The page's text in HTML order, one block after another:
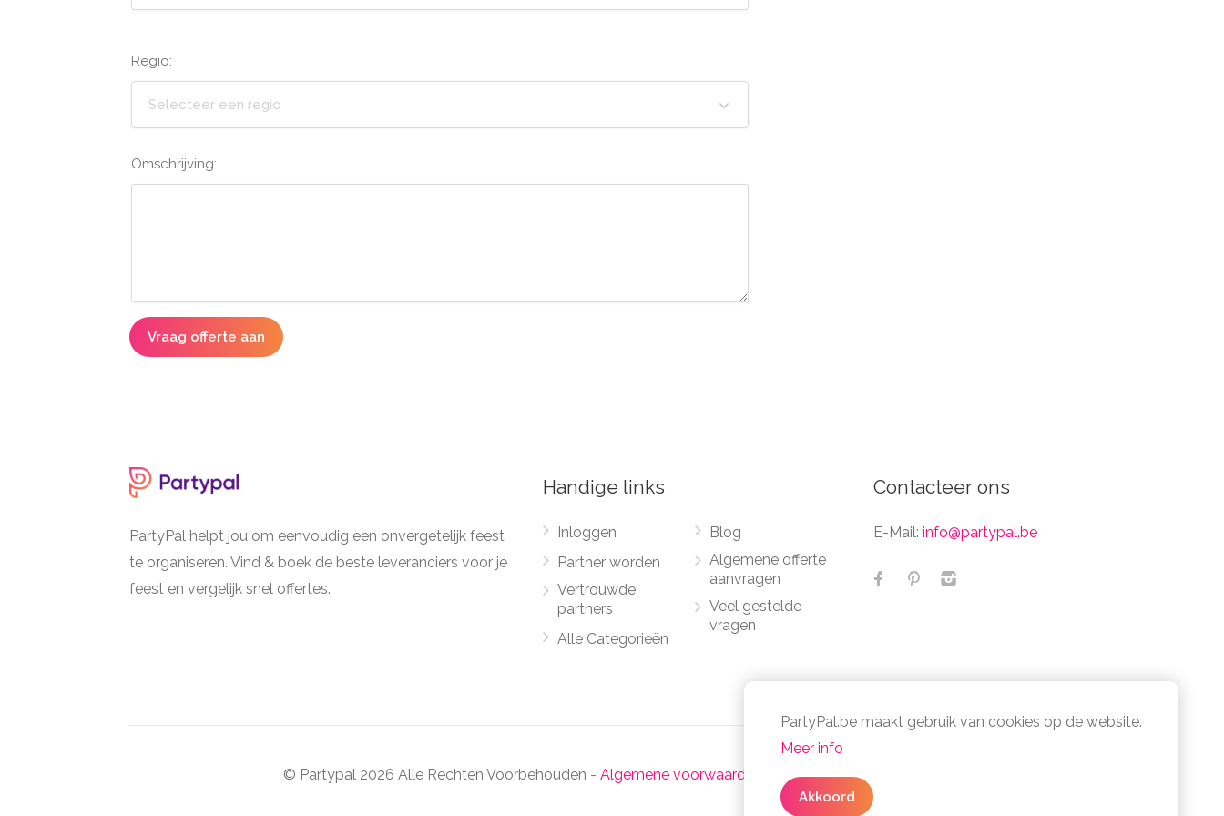
Regio:
Selecteer een regio
Omschrijving:
Vraag offerte aan
PartyPal helpt jou om eenvoudig een onvergetelijk feest
te organiseren. Vind & boek de beste leveranciers voor je
feest en vergelijk snel offertes.
Handige links
Inloggen
Partner worden
Vertrouwde
partners
Alle Categorieën
Blog
Algemene offerte
aanvragen
Veel gestelde
vragen
Contacteer ons
E-Mail: info@partypal.be
© Partypal 2026 Alle Rechten Voorbehouden - Algemene voorwaarden Privacy- en cookiebeleid
PartyPal.be maakt gebruik van cookies op de website.
Meer info
Akkoord